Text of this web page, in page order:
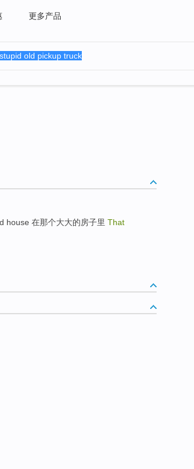
更多产品
house 在那个大大的房子里 That